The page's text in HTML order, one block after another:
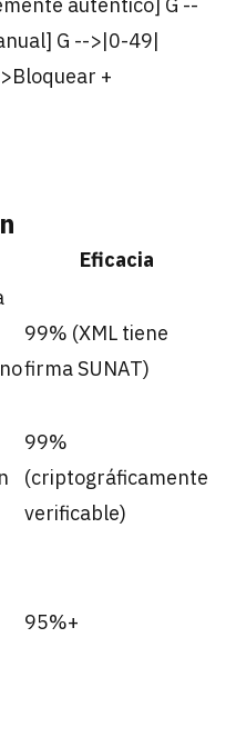
G -->|0-49|
+
Eficacia
99% (XML tiene
firma SUNAT)
99%
(criptográficamente
verificable)
95%+